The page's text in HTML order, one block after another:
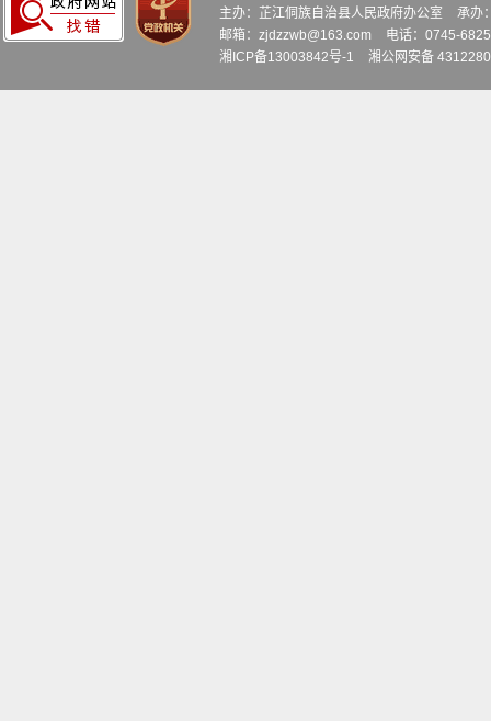
主办：芷江侗族自治县人民政府办公室
承办
邮箱：zjdzzwb@163.com
电话：0745-
湘ICP备13003842号-1
湘公网安备